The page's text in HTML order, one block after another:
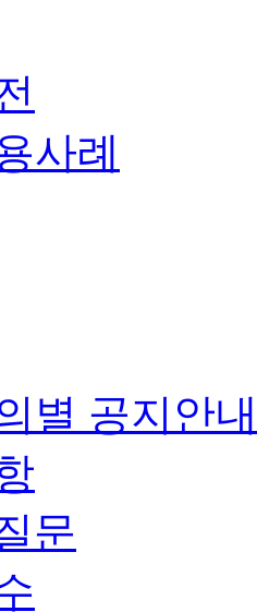
사례
별 공지안내
문